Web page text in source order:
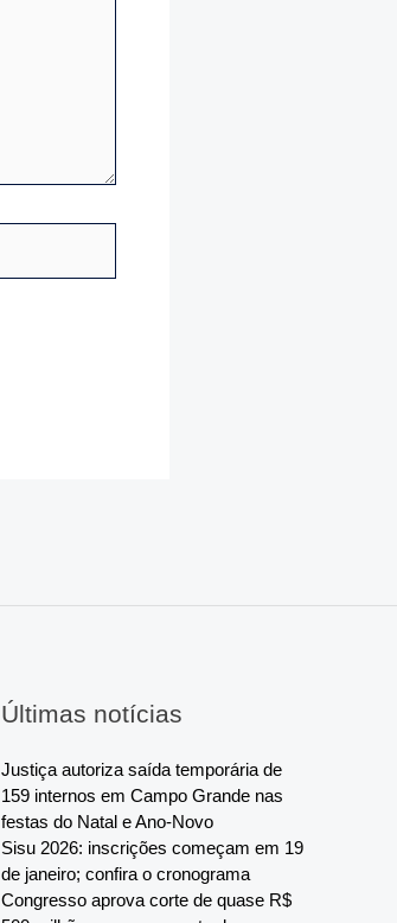
Últimas notícias
Justiça autoriza saída temporária de
159 internos em Campo Grande nas
festas do Natal e Ano-Novo
Sisu 2026: inscrições começam em 19
de janeiro; confira o cronograma
Congresso aprova corte de quase R$